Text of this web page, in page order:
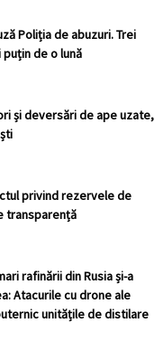
Poliția de abuzuri. Trei
de o lună
și deversări de ape uzate,
privind rezervele de
transparență
rafinării din Rusia și-a
Atacurile cu drone ale
unitățile de distilare